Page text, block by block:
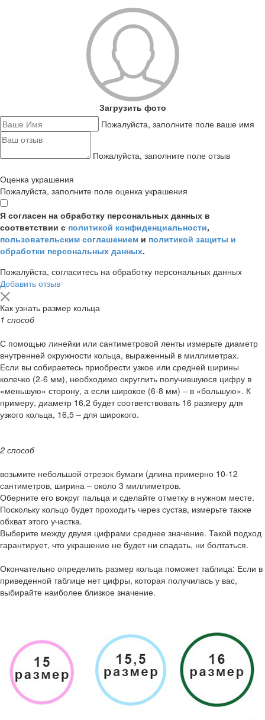
Загрузить фото
Пожалуйста, заполните поле ваше имя
Пожалуйста, заполните поле отзыв
Оценка украшения
Пожалуйста, заполните поле оценка украшения
Я согласен на обработку персональных данных в
соответствии с политикой конфиденциальности,
пользовательским соглашением и политикой защиты и
обработки персональных данных.
Пожалуйста, согласитесь на обработку персональных данных
Добавить отзыв
Как узнать размер кольца
1 способ
С помощью линейки или сантиметровой ленты измерьте диаметр
внутренней окружности кольца, выраженный в миллиметрах.
Если вы собираетесь приобрести узкое или средней ширины
колечко (2-6 мм), необходимо округлить получившуюся цифру в
«меньшую» сторону, а если широкое (6-8 мм) – в «большую». К
примеру, диаметр 16,2 будет соответствовать 16 размеру для
узкого кольца, 16,5 – для широкого.
2 способ
возьмите небольшой отрезок бумаги (длина примерно 10-12
сантиметров, ширина – около 3 миллиметров.
Оберните его вокруг пальца и сделайте отметку в нужном месте.
Поскольку кольцо будет проходить через сустав, измерьте также
обхват этого участка.
Выберите между двумя цифрами среднее значение. Такой подход
гарантирует, что украшение не будет ни спадать, ни болтаться.
Окончательно определить размер кольца поможет таблица: Если в
приведенной таблице нет цифры, которая получилась у вас,
выбирайте наиболее близкое значение.